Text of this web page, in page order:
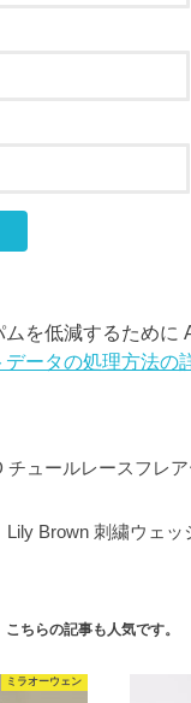
を低減するために
データの処理方法の
チュールレースフレ
Lily Brown 刺繍ウェッ
こちらの記事も人気です。
ミラオーウェン